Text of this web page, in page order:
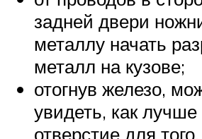
задней двери
металлу начать
металл на кузове;
отогнув железо,
увидеть, как лучше
отверстие для